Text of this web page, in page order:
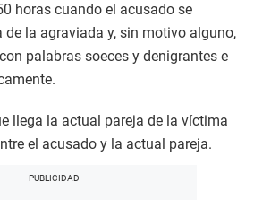
horas cuando el acusado se
de la agraviada y, sin motivo alguno,
palabras soeces y denigrantes e
llega la actual pareja de la víctima
el acusado y la actual pareja.